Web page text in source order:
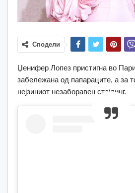
Сподели
Џенифер Лопез пристигна во
забележана од папараците, а за
нејзиниот незаборавен стајлинг.